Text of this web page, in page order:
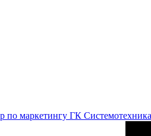
по маркетингу ГК Системотехника